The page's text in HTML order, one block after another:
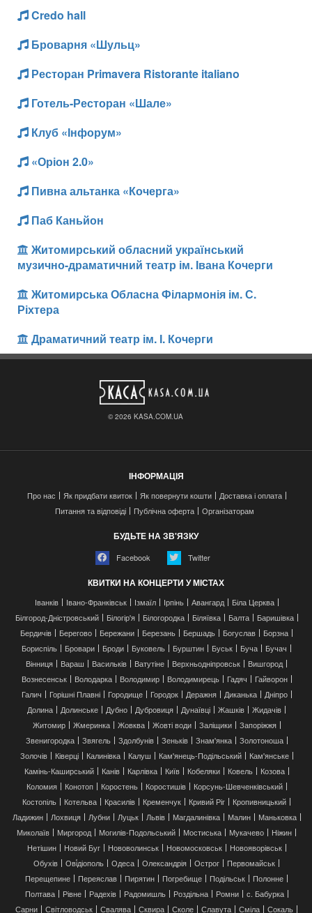
Credo hall
Броварня «Шульц»
Ресторан Primavera Ristorante italiano
Готель-Ресторан «Шале»
Клуб «Інфорум»
«Оріон 2.0»
Пивна альтанка «Кочерга»
Паб Каньйон
Житомирський обласний український
музично-драматичний театр ім. Івана Кочерги
Житомирська Обласна Філармонія ім. С.
Ріхтера
Драматичний театр ім. І. Кочерги
© 2026 KASA.COM.UA
ІНФОРМАЦІЯ
Про нас Як придбати квиток Як повернути кошти
Доставка і оплата
Питання та відповіді
Публічна оферта Організаторам
БУДЬТЕ НА ЗВ'ЯЗКУ
Facebook Twitter
КВИТКИ НА КОНЦЕРТИ У МІСТАХ
Іванків Івано-Франківськ Ізмаїл Ірпінь Авангард
Біла Церква
Білгород-Дністровський
Білогір'я Білогородка Біляївка Балта
Баришівка
Бердичів
Берегово Бережани Березань Бершадь Богуслав
Борзна
Бориспіль
Бровари Броди Буковель Бурштин Буськ Буча
Бучач
Вінниця
Вараш Васильків Ватутіне Верхньодніпровськ
Вишгород
Вознесенськ
Володарка Володимир Володимирець Гадяч
Гайворон
Галич
Горішні Плавні Городище Городок Деражня Диканька
Дніпро
Долина
Долинське Дубно Дубровиця Дунаївці Жашків
Жидачів
Житомир
Жмеринка Жовква Жовті води Заліщики
Запоріжжя
Звенигородка
Звягель Здолбунів Зеньків Знам'янка
Золотоноша
Золочів
Ківерці Калинівка Калуш Кам'янець-Подільський
Кам'янське
Камінь-Каширський
Канів Карлівка Київ Кобеляки Ковель
Козова
Коломия
Конотоп Коростень Коростишів
Корсунь-Шевченківський
Костопіль
Котельва Красилів Кременчук Кривий Ріг
Кропивницький
Ладижин
Лохвиця Лубни Луцьк Львів Магдалинівка Малин
Маньковка
Миколаїв
Миргород Могилів-Подольський Мостиська Мукачево
Ніжин
Нетішин
Новий Буг Нововолинськ Новомосковськ
Новояворівськ
Обухів
Ові́діополь Одеса Олександрія Острог
Первомайськ
Перещепине
Переяслав Пирятин Погребище Подільськ
Полонне
Полтава
Рівне Радехів Радомишль Роздільна Ромни
с. Бабурка
Сарни
Світловодськ Свалява Сквира Сколе Славута Сміла Сокаль